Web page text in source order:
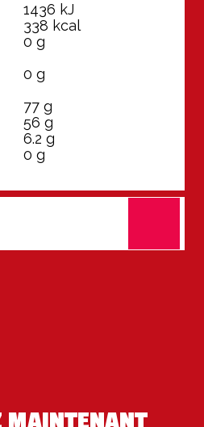
1436 kJ
338 kcal
0 g
0 g
77 g
56 g
6.2 g
0 g